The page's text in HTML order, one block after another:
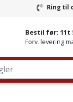
Ring til
Ring til
Bestil før: 11t
Forv. levering